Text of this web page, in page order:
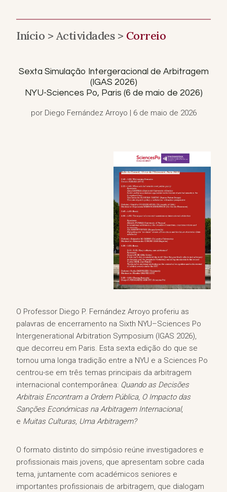
Início >Actividades > Correio
Sexta Simulação Intergeracional de Arbitragem
(IGAS 2026)
NYU-Sciences Po, Paris (6 de maio de 2026)
por Diego Fernández Arroyo | 6 de maio de 2026
O Professor Diego P. Fernández Arroyo proferiu as
palavras de encerramento na Sixth NYU–Sciences Po
Intergenerational Arbitration Symposium (IGAS 2026),
que decorreu em Paris. Esta sexta edição do que se
tornou uma longa tradição entre a NYU e a Sciences Po
centrou-se em três temas principais da arbitragem
internacional contemporânea: Quando as Decisões
Arbitrais Encontram a Ordem Pública, O Impacto das
Sanções Económicas na Arbitragem Internacional,
e Muitas Culturas, Uma Arbitragem?
O formato distinto do simpósio reúne investigadores e
profissionais mais jovens, que apresentam sobre cada
tema, juntamente com académicos seniores e
importantes profissionais de arbitragem, que dialogam